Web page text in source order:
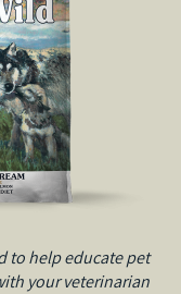
to help educate pet
your veterinarian.